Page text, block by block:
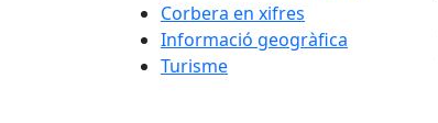
Corbera en xifres
Informació geogràfica
Turisme